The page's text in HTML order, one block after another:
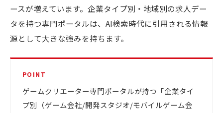
ースが増えています。企業タイプ別・地域別の求人デー
タを持つ専門ポータルは、AI検索時代に引用される情報
源として大きな強みを持ちます。
POINT
ゲームクリエーター専門ポータルが持つ「企業タイ
プ別（ゲーム会社/開発スタジオ/モバイルゲーム会